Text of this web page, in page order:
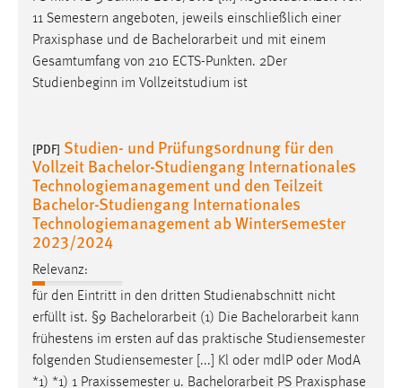
11 Semestern angeboten, jeweils einschließlich einer
Praxisphase und de Bachelorarbeit und mit einem
Gesamtumfang von 210 ECTS-Punkten. 2Der
Studienbeginn im Vollzeitstudium ist
[PDF] Studien- und Prüfungsordnung für den
Vollzeit Bachelor-Studiengang Internationales
Technologiemanagement und den Teilzeit
Bachelor-Studiengang Internationales
Technologiemanagement ab Wintersemester
2023/2024
Relevanz:
für den Eintritt in den dritten Studienabschnitt nicht
erfüllt ist. §9 Bachelorarbeit (1) Die Bachelorarbeit kann
frühestens im ersten auf das praktische Studiensemester
folgenden Studiensemester [...] Kl oder mdlP oder ModA
*1) *1) 1 Praxissemester u. Bachelorarbeit PS Praxisphase